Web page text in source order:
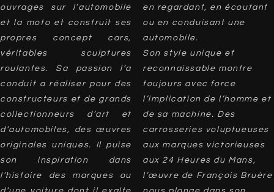
ouvrages sur l’automobile
et la moto et construit ses
propres concept cars,
véritables sculptures
roulantes. Sa passion l’a
conduit a réaliser pour des
constructeurs et de grands
collectionneurs d’art et
d’automobiles, des œuvres
originales uniques. Il puise
son inspiration dans
l’histoire des marques ou
en regardant, en écoutant
ou en conduisant une
automobile.
Son style unique et
reconnaissable montre
toujours avec force
l’implication de l’homme et
de sa machine. Des
carrosseries voluptueuses
aux marques victorieuses
aux 24 Heures du Mans,
l’œuvre de François Bruère